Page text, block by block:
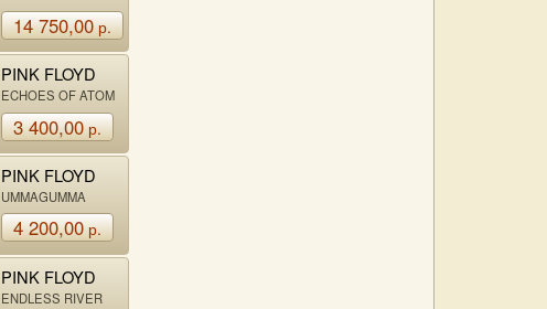
WERE HERE
14 750,00р.
PINK FLOYD
ECHOES OF ATOM
HEART MOTHER
3 400,00р.
PINK FLOYD
UMMAGUMMA
4 200,00р.
PINK FLOYD
ENDLESS RIVER